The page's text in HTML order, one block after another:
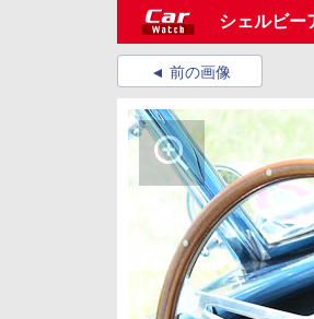
シェルビー
前の画像